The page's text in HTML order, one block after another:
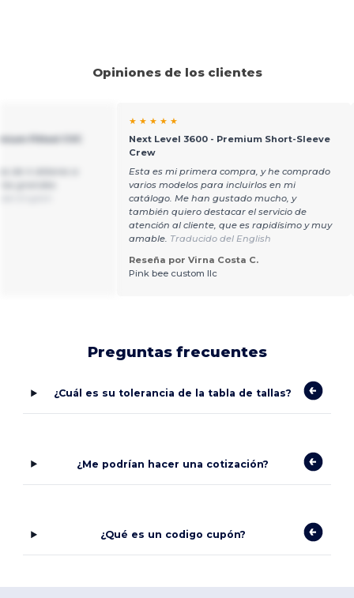
Opiniones de los clientes
Fitted CVC
★ ★ ★ ★ ★
Next Level 3600 - Premium Short-Sleeve
Crew
Esta es mi primera compra, y he comprado
varios modelos para incluirlos en mi
catálogo. Me han gustado mucho, y
también quiero destacar el servicio de
atención al cliente, que es rapidísimo y muy
amable. Traducido del English
Reseña por Virna Costa C.
Pink bee custom llc
Preguntas frecuentes
¿Cuál es su tolerancia de la tabla de tallas?
¿Me podrían hacer una cotización?
¿Qué es un codigo cupón?